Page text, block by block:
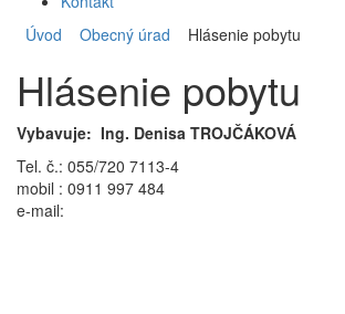
Úvod
Obecný úrad Hlásenie pobytu
Hlásenie pobytu
Vybavuje: Ing. Denisa TROJČÁKOVÁ
Tel. č.: 055/720 7113-4
mobil : 0911 997 484
e-mail: